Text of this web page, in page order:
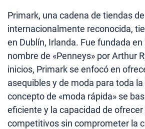
Primark, una cadena de tiendas
internacionalmente reconocida,
en Dublín, Irlanda. Fue fundada en
nombre de «Penneys» por Arthur
inicios, Primark se enfocó en
asequibles y de moda para toda
concepto de «moda rápida» se
eficiente y la capacidad de
competitivos sin comprometer la